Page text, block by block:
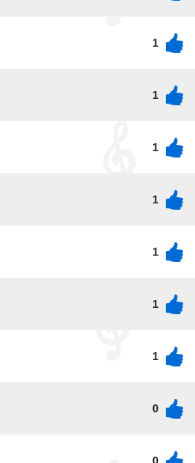
1
1
1
1
1
1
1
0